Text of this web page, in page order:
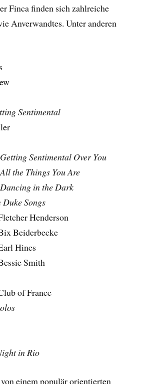
Finca finden sich zahlreiche
Anverwandtes. Unter anderen
Sentimental
Getting Sentimental Over You
All the Things You Are
Dancing in the Dark
Duke Songs
Henderson
Beiderbecke
Hines
Smith
of France
in Rio
einem populär orientierten